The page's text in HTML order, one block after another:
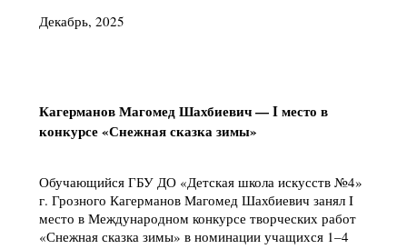
Декабрь, 2025
Кагерманов Магомед Шахбиевич — I место в
конкурсе «Снежная сказка зимы»
Обучающийся ГБУ ДО «Детская школа искусств №4»
г. Грозного Кагерманов Магомед Шахбиевич занял I
место в Международном конкурсе творческих работ
«Снежная сказка зимы» в номинации учащихся 1–4